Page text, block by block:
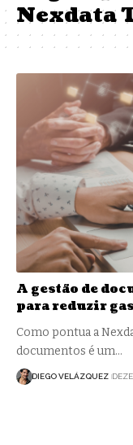
Nexdata
A gestão de
para reduzir
Como pontua a
documentos é um…
DIEGO VELÁZQUEZ